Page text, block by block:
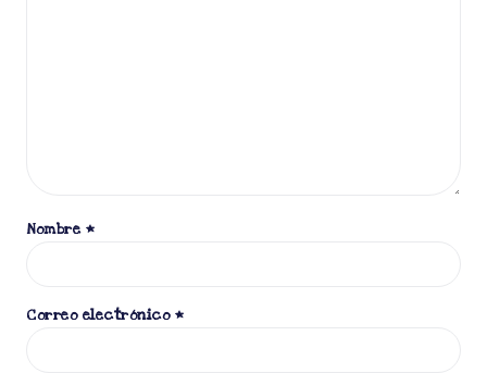
Nombre *
Correo electrónico *